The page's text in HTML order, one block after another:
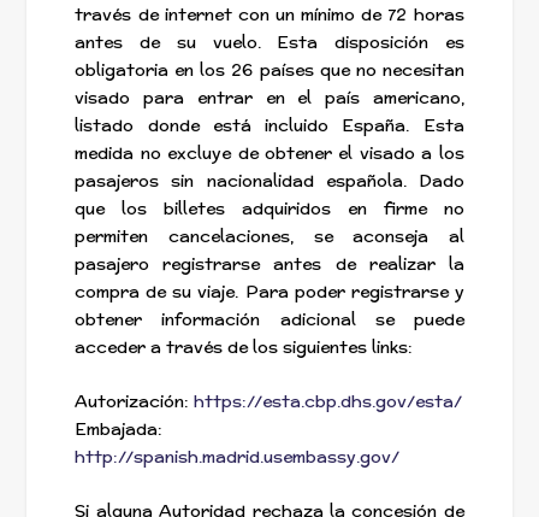
través de internet con un mínimo de 72 horas
antes de su vuelo. Esta disposición es
obligatoria en los 26 países que no necesitan
visado para entrar en el país americano,
listado donde está incluido España. Esta
medida no excluye de obtener el visado a los
pasajeros sin nacionalidad española. Dado
que los billetes adquiridos en firme no
permiten cancelaciones, se aconseja al
pasajero registrarse antes de realizar la
compra de su viaje. Para poder registrarse y
obtener información adicional se puede
acceder a través de los siguientes links:
Autorización:https://esta.cbp.dhs.gov/esta/
Embajada:
http://spanish.madrid.usembassy.gov/
Si alguna Autoridad rechaza la concesión de